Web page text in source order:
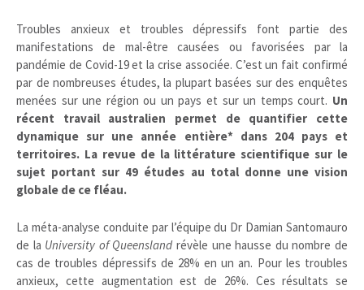
Troubles anxieux et troubles dépressifs font partie des
manifestations de mal-être causées ou favorisées par la
pandémie de Covid-19 et la crise associée. C’est un fait confirmé
par de nombreuses études, la plupart basées sur des enquêtes
menées sur une région ou un pays et sur un temps court. Un
récent travail australien permet de quantifier cette
dynamique sur une année entière* dans 204 pays et
territoires. La revue de la littérature scientifique sur le
sujet portant sur 49 études au total donne une vision
globale de ce fléau.
La méta-analyse conduite par l’équipe du Dr Damian Santomauro
de la University of Queenslandrévèle une hausse du nombre de
cas de troubles dépressifs de 28% en un an. Pour les troubles
anxieux, cette augmentation est de 26%. Ces résultats se